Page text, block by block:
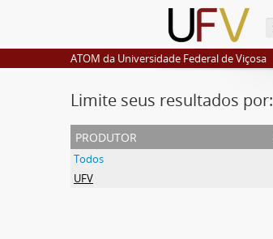
ATOM da Universidade Federal de Viçosa
Limite seus resultados por:
produtor
Todos
UFV